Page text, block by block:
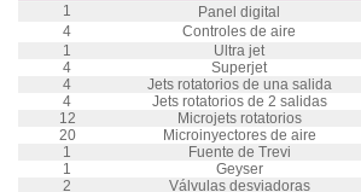
1
Panel digital
4
Controles de aire
1
Ultra jet
4
Superjet
4
Jets rotatorios de una salida
4
Jets rotatorios de 2 salidas
12
Microjets rotatorios
20
Microinyectores de aire
1
Fuente de Trevi
1
Geyser
2
Válvulas desviadoras